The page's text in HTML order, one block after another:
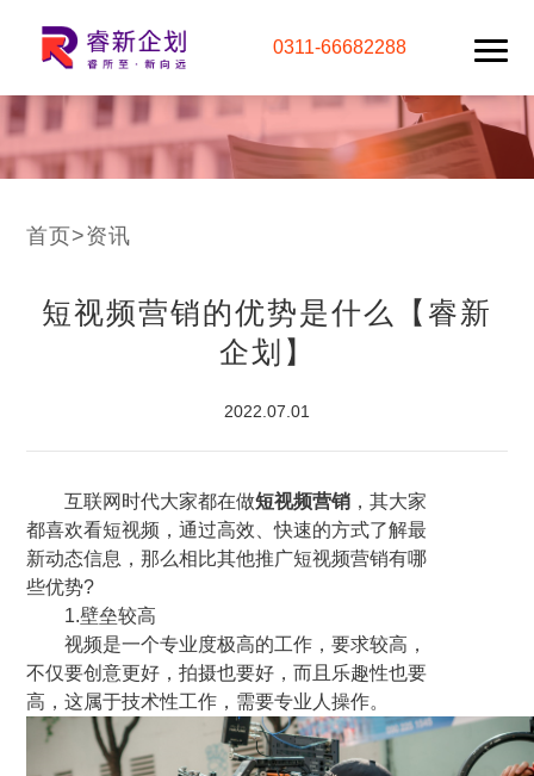
0311-66682288
首页>资讯
短视频营销的优势是什么【睿新
企划】
2022.07.01
互联网时代大家都在做短视频营销 ，其大家
都喜欢看短视频，通过高效、快速的方式了解最
新动态信息，那么相比其他推广短视频营销有哪
些优势?
1.壁垒较高
视频是一个专业度极高的工作，要求较高，
不仅要创意更好，拍摄也要好，而且乐趣性也要
高，这属于技术性工作，需要专业人操作。